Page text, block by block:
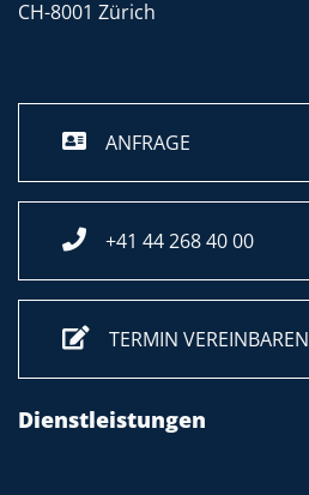
CH-8001 Zürich
ANFRAGE
+41 44 268 40 00
TERMIN VEREINBAREN
Dienstleistungen